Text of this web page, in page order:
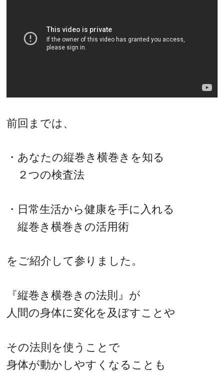
前回までは、
・あなたの縦巻き横巻きを知る
２つの検査法
・日常生活から健康を手に入れる
縦巻き横巻きの活用術
をご紹介して参りました。
『縦巻き横巻きの法則』が
人間の身体に変化を及ぼすことや
その法則を使うことで
身体が動かしやすくなることも